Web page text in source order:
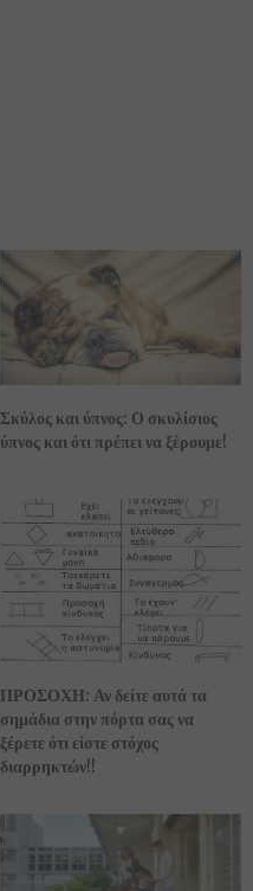
Σκύλος και ύπνος: Ο σκυλίσιος
ύπνος και ότι πρέπει να ξέρουμε!
ΠΡΟΣΟΧΗ: Αν δείτε αυτά τα
σημάδια στην πόρτα σας να
ξέρετε ότι είστε στόχος
διαρρηκτών!!